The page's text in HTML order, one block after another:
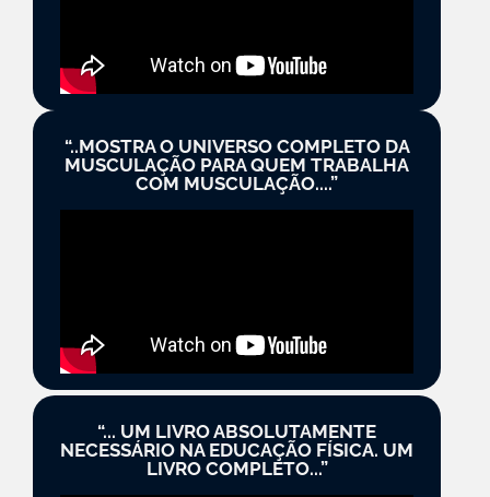
“..MOSTRA O UNIVERSO COMPLETO DA
MUSCULAÇÃO PARA QUEM TRABALHA
COM MUSCULAÇÃO....”
“... UM LIVRO ABSOLUTAMENTE
NECESSÁRIO NA EDUCAÇÃO FÍSICA. UM
LIVRO COMPLETO...”